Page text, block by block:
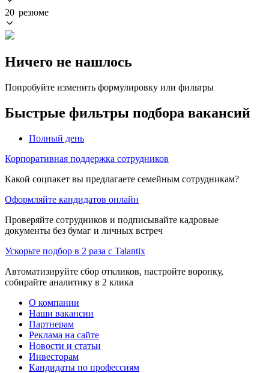
20 резюме
Ничего не нашлось
Попробуйте изменить формулировку или фильтры
Быстрые фильтры подбора вакансий
Полный день
Корпоративная поддержка сотрудников
Какой соцпакет вы предлагаете семейным сотрудникам?
Оформляйте кандидатов онлайн
Проверяйте сотрудников и подписывайте кадровые
документы без бумаг и личных встреч
Ускорьте подбор в 2 раза с Talantix
Автоматизируйте сбор откликов, настройте воронку,
собирайте аналитику в 2 клика
О компании
Наши вакансии
Партнерам
Реклама на сайте
Новости и статьи
Инвесторам
Кандидаты по профессиям